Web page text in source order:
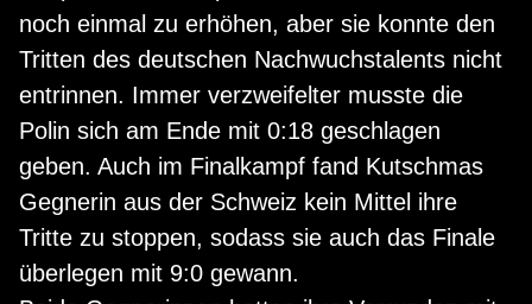
noch einmal zu erhöhen, aber sie konnte den
Tritten des deutschen Nachwuchstalents nicht
entrinnen. Immer verzweifelter musste die
Polin sich am Ende mit 0:18 geschlagen
geben. Auch im Finalkampf fand Kutschmas
Gegnerin aus der Schweiz kein Mittel ihre
Tritte zu stoppen, sodass sie auch das Finale
überlegen mit 9:0 gewann.